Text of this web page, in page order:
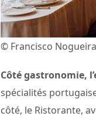
© Francisco Nogueira
Côté gastronomie,
spécialités
côté, le Ristorante,